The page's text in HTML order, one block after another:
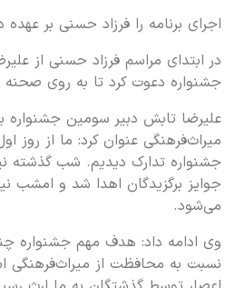
اجرای برنامه را فرزاد حسنی بر
در ابتدای مراسم فرزاد حسنی از
جشنواره دعوت کرد تا به روی صحنه
علیرضا تابش دبیر سومین جشنواره
میراث‌فرهنگی عنوان کرد: ما از روز
جشنواره تدارک دیدیم. شب گذشته
جوایز برگزیدگان اهدا شد و امشب
می‌شود.
وی ادامه داد: هدف مهم‌ جشنواره
نسبت به محافظت از میراث‌فرهنگی